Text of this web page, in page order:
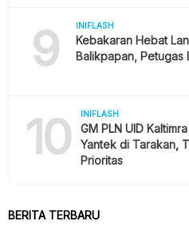
9 INIFLASH
Kebakaran Hebat
Balikpapan, Petugas
10 INIFLASH
GM PLN UID
Yantek di Tarakan,
Prioritas
BERITA TERBARU